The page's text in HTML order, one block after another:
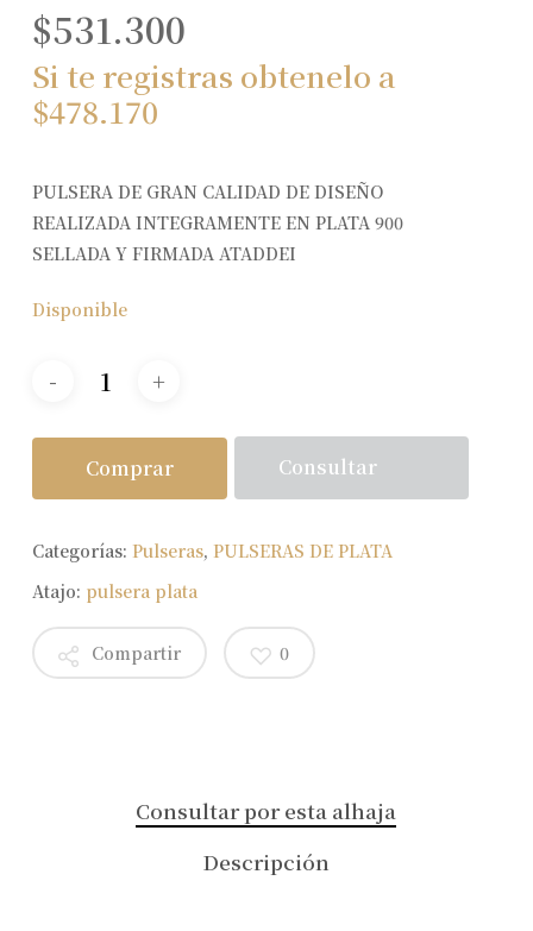
$531.300
Si te registras obtenelo a
$478.170
PULSERA DE GRAN CALIDAD DE DISEÑO
REALIZADA INTEGRAMENTE EN PLATA 900
SELLADA Y FIRMADA ATADDEI
Disponible
Comprar Consultar
Categorías: Pulseras, PULSERAS DE PLATA
Atajo: pulsera plata
Compartir 0
Consultar por esta alhaja
Descripción